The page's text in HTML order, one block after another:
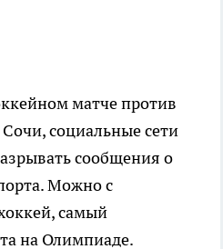
матче против
социальные сети
сообщения о
Можно с
самый
на Олимпиаде.